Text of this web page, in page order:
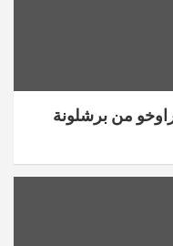
من برشلونة